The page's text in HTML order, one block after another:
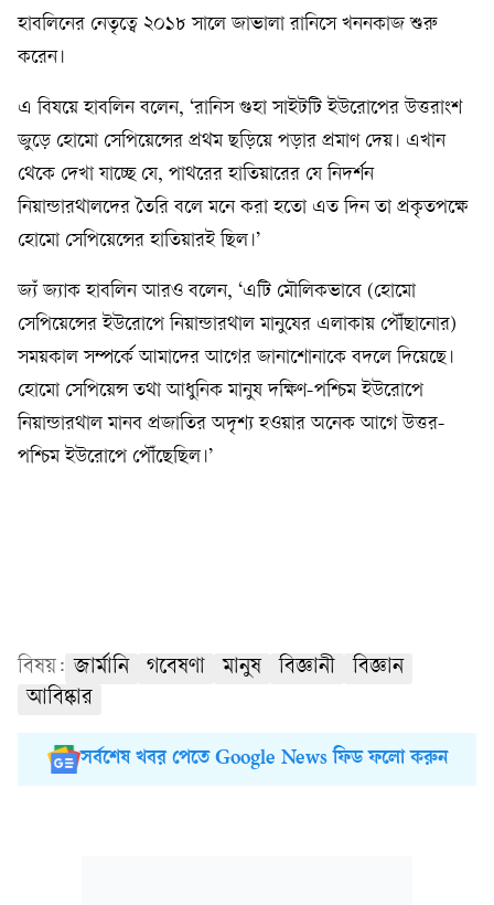
হাবলিনের নেতৃত্বে ২০১৮ সালে জাভালা রানিসে খননকাজ শুরু
করেন।
এ বিষয়ে হাবলিন বলেন, ‘রানিস গুহা সাইটটি ইউরোপের উত্তরাংশ
জুড়ে হোমো সেপিয়েন্সের প্রথম ছড়িয়ে পড়ার প্রমাণ দেয়। এখান
থেকে দেখা যাচ্ছে যে, পাথরের হাতিয়ারের যে নিদর্শন
নিয়ান্ডারথালদের তৈরি বলে মনে করা হতো এত দিন তা প্রকৃতপক্ষে
হোমো সেপিয়েন্সের হাতিয়ারই ছিল।’
জ্যঁ জ্যাক হাবলিন আরও বলেন, ‘এটি মৌলিকভাবে (হোমো
সেপিয়েন্সের ইউরোপে নিয়ান্ডারথাল মানুষের এলাকায় পৌঁছানোর)
সময়কাল সম্পর্কে আমাদের আগের জানাশোনাকে বদলে দিয়েছে।
হোমো সেপিয়েন্স তথা আধুনিক মানুষ দক্ষিণ-পশ্চিম ইউরোপে
নিয়ান্ডারথাল মানব প্রজাতির অদৃশ্য হওয়ার অনেক আগে উত্তর-
পশ্চিম ইউরোপে পৌঁছেছিল।’
বিষয়: জার্মানি গবেষণা মানুষ বিজ্ঞানী
বিজ্ঞান
আবিষ্কার
সর্বশেষ খবর পেতে Google News ফিড ফলো করুন